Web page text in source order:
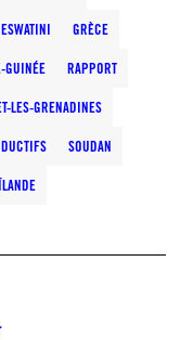
ESWATINI GRÈCE
GUINÉE RAPPORT
LES-GRENADINES
SOUDAN